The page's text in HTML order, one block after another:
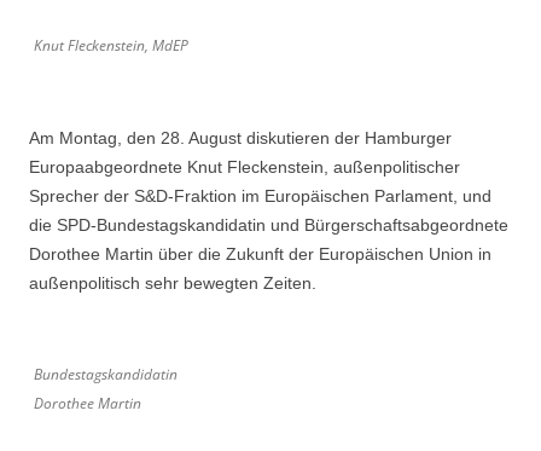
Knut Fleckenstein, MdEP
Am Montag, den 28. August diskutieren der Hamburger
Europaabgeordnete Knut Fleckenstein, außenpolitischer
Sprecher der S&D-Fraktion im Europäischen Parlament, und
die SPD-Bundestagskandidatin und Bürgerschaftsabgeordnete
Dorothee Martin über die Zukunft der Europäischen Union in
außenpolitisch sehr bewegten Zeiten.
Bundestagskandidatin
Dorothee Martin